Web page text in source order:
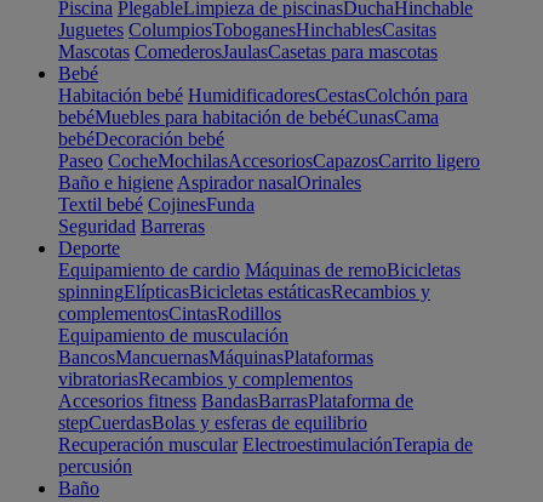
Piscina PlegableLimpieza de piscinasDuchaHinchable
Juguetes ColumpiosToboganesHinchablesCasitas
Mascotas ComederosJaulasCasetas para mascotas
Bebé
Habitación bebé HumidificadoresCestasColchón para
bebéMuebles para habitación de bebéCunasCama
bebéDecoración bebé
Paseo CocheMochilasAccesoriosCapazosCarrito ligero
Baño e higiene Aspirador nasalOrinales
Textil bebé CojinesFunda
Seguridad Barreras
Deporte
Equipamiento de cardio Máquinas de remoBicicletas
spinningElípticasBicicletas estáticasRecambios y
complementosCintasRodillos
Equipamiento de musculación
BancosMancuernasMáquinasPlataformas
vibratoriasRecambios y complementos
Accesorios fitness BandasBarrasPlataforma de
stepCuerdasBolas y esferas de equilibrio
Recuperación muscular ElectroestimulaciónTerapia de
percusión
Baño